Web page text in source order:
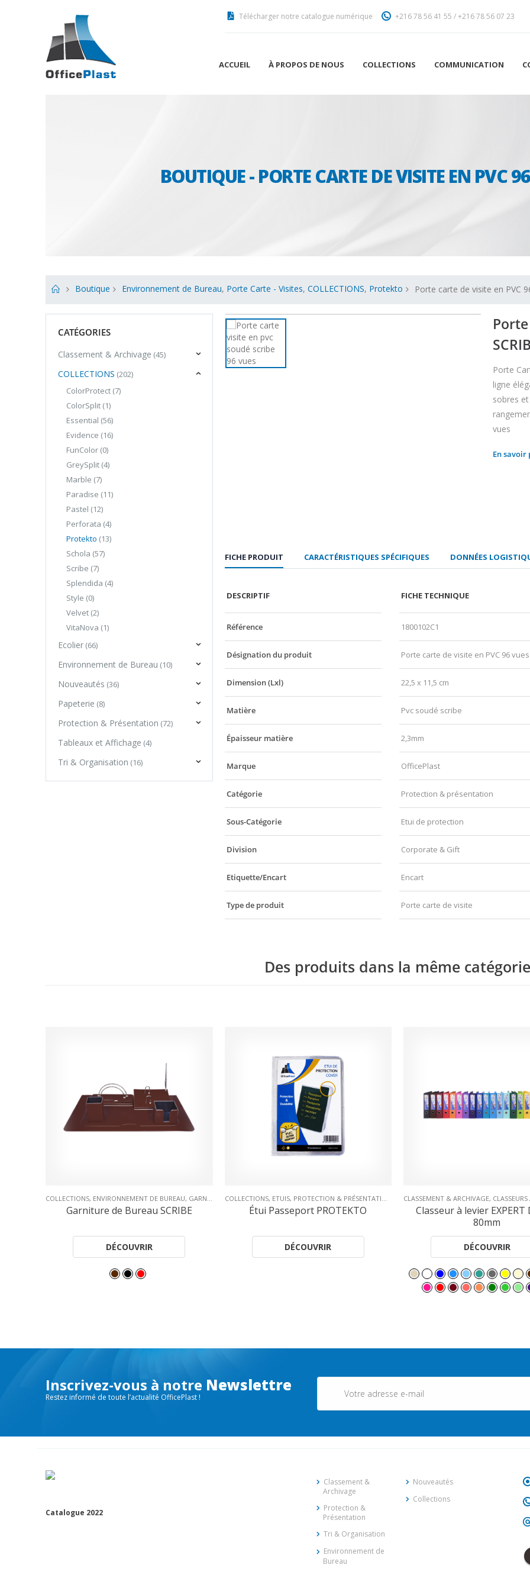
Télécharger notre catalogue numérique +216 78 56 41 55 /+216 78 56 07 23
ACCUEIL À PROPOS DE NOUS COLLECTIONS COMMUNICATION
BOUTIQUE - PORTE CARTE DE VISITE EN PVC
Boutique Environnement de Bureau, Porte Carte - Visites, COLLECTIONS, Protekto Porte carte de visite en PVC
Porte
ligne
sobres
vues
En savoir
FICHE PRODUIT CARACTÉRISTIQUES SPÉCIFIQUES DONNÉES
DESCRIPTIF FICHE TECHNIQUE
Référence 1800102C1
Désignation du produit Porte carte de visite en PVC 96 vues
Dimension (Lxl) 22,5 x 11,5 cm
Matière Pvc soudé scribe
Épaisseur matière 2,3mm
Marque OfficePlast
Catégorie Protection & présentation
Sous-Catégorie Etui de protection
Division Corporate & Gift
Etiquette/Encart Encart
Type de produit Porte carte de visite
CATÉGORIES
Classement & Archivage (45)
COLLECTIONS (202)
ColorProtect (7)
ColorSplit (1)
Essential (56)
Evidence (16)
FunColor (0)
GreySplit (4)
Marble (7)
Paradise (11)
Pastel (12)
Perforata (4)
Protekto (13)
Schola (57)
Scribe (7)
Splendida (4)
Style (0)
Velvet (2)
VitaNova (1)
Ecolier (66)
Environnement de Bureau (10)
Nouveautés (36)
Papeterie (8)
Protection & Présentation (72)
Tableaux et Affichage (4)
Tri & Organisation (16)
Des produits dans la même catégorie
,SCRIBE
COLLECTIONS,ETUIS,PROTECTION & PRÉSENTATION ,PROTEKTO
Étui Passeport PROTEKTO
DÉCOUVRIR
CLASSEMENT & ARCHIVAGE,CLASSEURS À LEVIER ,ESSENTIAL
Classeur à levier EXPERT Dos de
DÉCOUVRIR
ENVIRONNEMENT DE BUREAU,
Porte Diplôme
DÉCOUVRIR
Inscrivez-vous à notre Newslettre
Restez informé de toute l’actualité OfficePlast !
Catalogue 2022
Classement &
Archivage
Protection &
Présentation
Tri & Organisation
Environnement de
Bureau
Nouveautés
Collections